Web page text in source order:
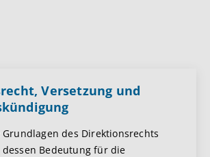
Versetzung und
des Direktionsrechts
Bedeutung für die